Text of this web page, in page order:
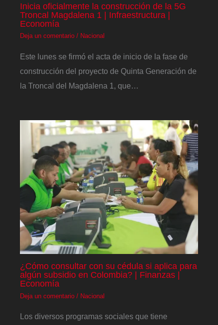
Inicia oficialmente la construcción de la 5G
Troncal Magdalena 1 | Infraestructura |
Economía
Deja un comentario / Nacional
Este lunes se firmó el acta de inicio de la fase de
construcción del proyecto de Quinta Generación de
la Troncal del Magdalena 1, que…
¿Cómo consultar con su cédula si aplica para
algún subsidio en Colombia? | Finanzas |
Economía
Deja un comentario / Nacional
Los diversos programas sociales que tiene